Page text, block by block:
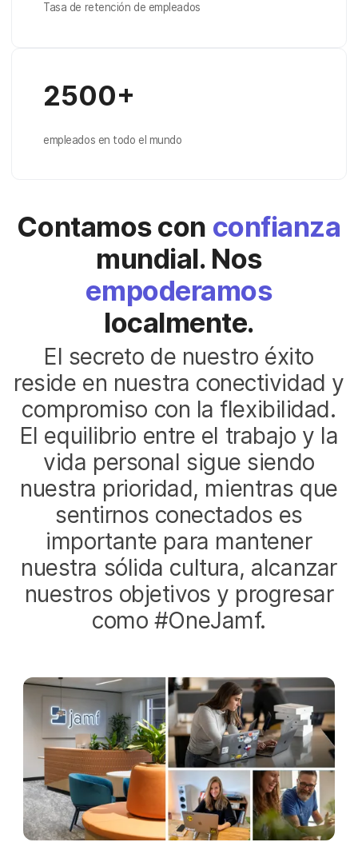
Tasa de retención de empleados
2500+
empleados en todo el mundo
Contamos con confianza
mundial. Nos
empoderamos
localmente.
El secreto de nuestro éxito
reside en nuestra conectividad y
compromiso con la flexibilidad.
El equilibrio entre el trabajo y la
vida personal sigue siendo
nuestra prioridad, mientras que
sentirnos conectados es
importante para mantener
nuestra sólida cultura, alcanzar
nuestros objetivos y progresar
como #OneJamf.